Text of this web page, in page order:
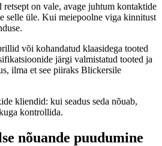
on vale, avage juhtum kontaktide
selle üle. Kui meiepoolne viga kinnitust
või kohandatud klaasidega tooted
järgi valmistatud tooted ja
ilma et see piiraks Blickersile
kliendid: kui seadus seda nõuab,
kontrollida.
nõuande puudumine